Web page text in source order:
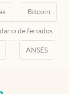
Bitcoin
de feriados
ANSES
pestañapestaña
en nueva pestaña